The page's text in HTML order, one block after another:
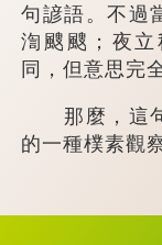
句諺語。不過
渹颼颼；夜
同，但意思完
那麼，這句
的一種樸素觀